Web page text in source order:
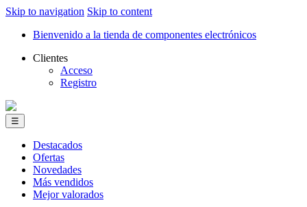
Skip to navigation Skip to content
Bienvenido a la tienda de componentes electrónicos
Clientes
Acceso
Registro
☰
Destacados
Ofertas
Novedades
Más vendidos
Mejor valorados